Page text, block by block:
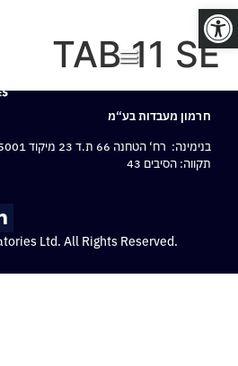
פתח סרגל נגישות
TAB 11 SE
חרמון מעבדות בע“מ
בנימינה: רח‘ הטחנה 66 ת.ד 23 מיקוד 3055001,
תקווה: הסיבים 43
Ltd. All Rights Reserved.